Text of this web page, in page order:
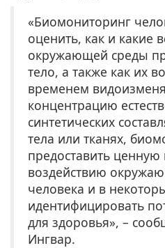
«Биомониторинг
оценить, как и какие
окружающей среды
тело, а также как их
временем
концентрацию
синтетических
тела или тканях,
предоставить
воздействию
человека и в
идентифицировать
для здоровья», –
Ингвар.